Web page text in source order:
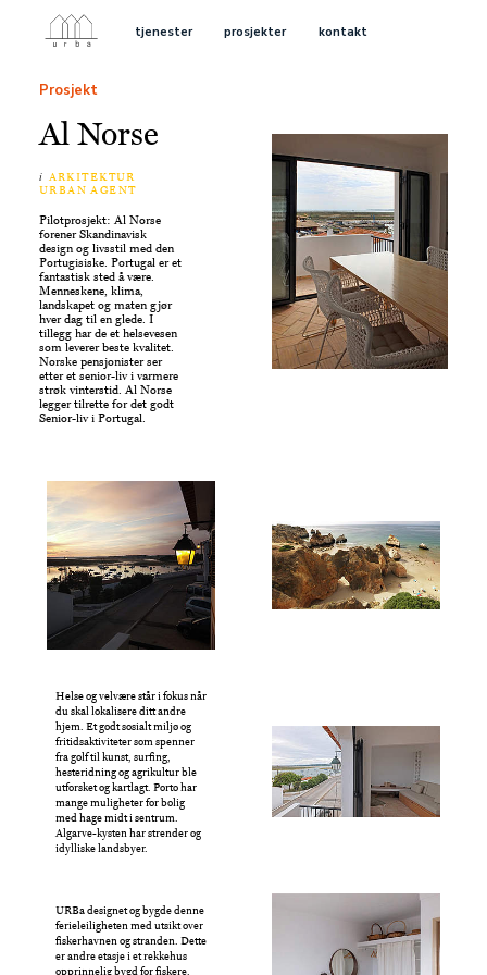
tjenester prosjekter kontakt
Prosjekt
Al Norse
i ARKITEKTUR
URBAN AGENT
Pilotprosjekt: Al Norse
forener Skandinavisk
design og livsstil med den
Portugisiske. Portugal er et
fantastisk sted å være.
Menneskene, klima,
landskapet og maten gjør
hver dag til en glede. I
tillegg har de et helsevesen
som leverer beste kvalitet.
Norske pensjonister ser
etter et senior-liv i varmere
strøk vinterstid. Al Norse
legger tilrette for det godt
Senior-liv i Portugal.
Helse og velvære står i fokus når
du skal lokalisere ditt andre
hjem. Et godt sosialt miljø og
fritidsaktiviteter som spenner
fra golf til kunst, surfing,
hesteridning og agrikultur ble
utforsket og kartlagt. Porto har
mange muligheter for bolig
med hage midt i sentrum.
Algarve-kysten har strender og
idylliske landsbyer.
URBa designet og bygde denne
ferieleiligheten med utsikt over
fiskerhavnen og stranden. Dette
er andre etasje i et rekkehus
opprinnelig bygd for fiskere.